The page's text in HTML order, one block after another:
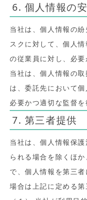
6. 個人情報の
当社は、個人情報の
スクに対して、個人
の従業員に対し、必要
当社は、個人情報の
は、委託先において
必要かつ適切な監督を
7. 第三者提供
当社は、個人情報保
られる場合を除くほ
で、個人情報を第三
場合は上記に定める第